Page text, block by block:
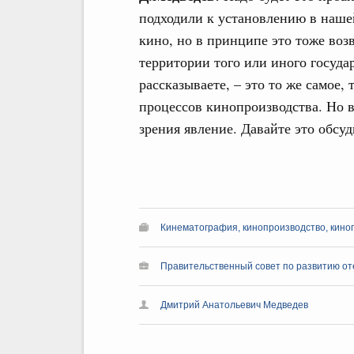
подходили к установлению в
кино, но в принципе это тоже
территории того или иного
рассказываете, – это то же самое,
процессов кинопроизводства. Но
зрения явление. Давайте это
Кинематография, кинопроизводство,
Правительственный совет по развитию
Дмитрий Анатольевич Медведев